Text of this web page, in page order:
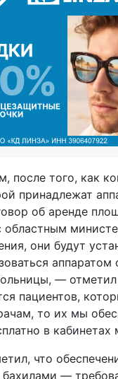
после того, как
принадлежат
об аренде
областным
они будут
аппаратом
— отметил
пациентов,
то их мы
в кабинетах
что
—